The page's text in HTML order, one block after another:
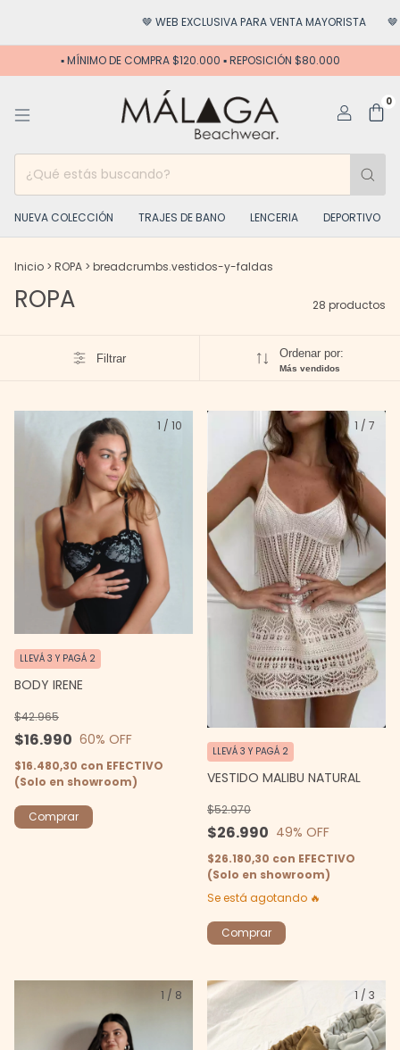
🤎 WEB EXCLUSIVA PARA VENTA MAYORISTA 🤎 HACÉ
▪️ MÍNIMO DE COMPRA $120.000 ▪️ REPOSICIÓN $80.000
0
NUEVA COLECCIÓN TRAJES DE BANO LENCERIA DEPORTIVO
Inicio > ROPA > breadcrumbs.vestidos-y-faldas
ROPA 28 productos
Filtrar Ordenar por:
Más vendidos
1 / 10
BODY IRENE
$16.990
$42.965
60% OFF
LLEVÁ 3 Y PAGÁ 2
$16.480,30 con EFECTIVO
(Solo en showroom)
Comprar
1 / 7
VESTIDO MALIBU NATURAL
$26.990
$52.970
49% OFF
LLEVÁ 3 Y PAGÁ 2
$26.180,30 con EFECTIVO
(Solo en showroom)
Se está agotando 🔥
1 / 8 1 / 3